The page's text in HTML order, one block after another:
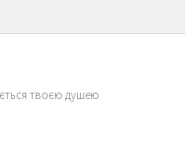
твоєю душею